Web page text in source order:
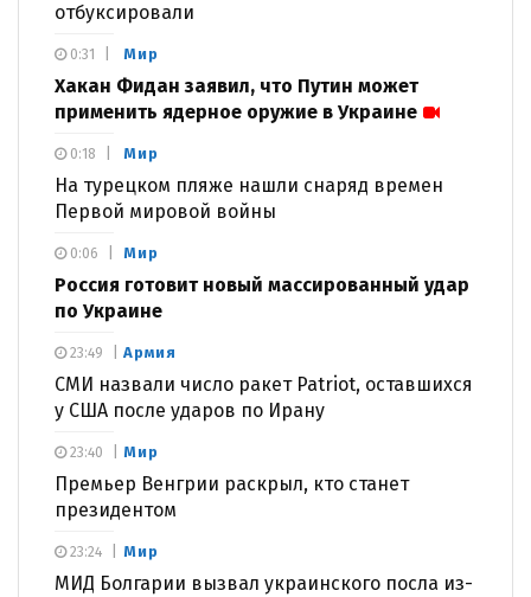
отбуксировали
Мир
Хакан Фидан заявил, что Путин может
применить ядерное оружие в Украине
0:31
Мир
На турецком пляже нашли снаряд времен
Первой мировой войны
0:18
Мир
Россия готовит новый массированный удар
по Украине
0:06
Армия
СМИ назвали число ракет Patriot, оставшихся
у США после ударов по Ирану
23:49
Мир
Премьер Венгрии раскрыл, кто станет
президентом
23:40
Мир
МИД Болгарии вызвал украинского посла из-
23:24